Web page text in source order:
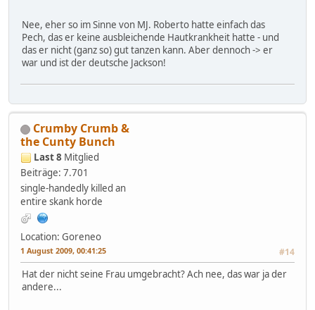
Nee, eher so im Sinne von MJ. Roberto hatte einfach das
Pech, das er keine ausbleichende Hautkrankheit hatte - und
das er nicht (ganz so) gut tanzen kann. Aber dennoch -> er
war und ist der deutsche Jackson!
Crumby Crumb &
the Cunty Bunch
Last 8 Mitglied
Beiträge: 7.701
single-handedly killed an
entire skank horde
Location: Goreneo
1 August 2009, 00:41:25 #14
Hat der nicht seine Frau umgebracht? Ach nee, das war ja der
andere...